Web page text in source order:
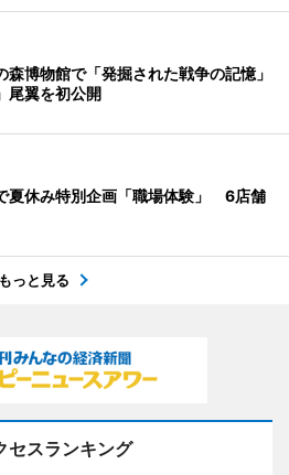
森博物館で「発掘された戦争の記憶」
翼を初公開
夏休み特別企画「職場体験」 6店舗
もっと見る
セスランキング